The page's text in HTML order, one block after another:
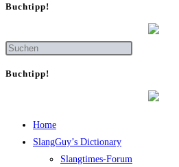
Buch­tipp!
Buch­tipp!
Home
SlangGuy’s Dic­tion­a­ry
Slang­times-Forum